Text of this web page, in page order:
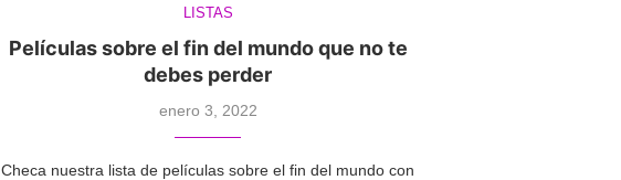
LISTAS
Películas sobre el fin del mundo que no te
debes perder
enero 3, 2022
Checa nuestra lista de películas sobre el fin del mundo con